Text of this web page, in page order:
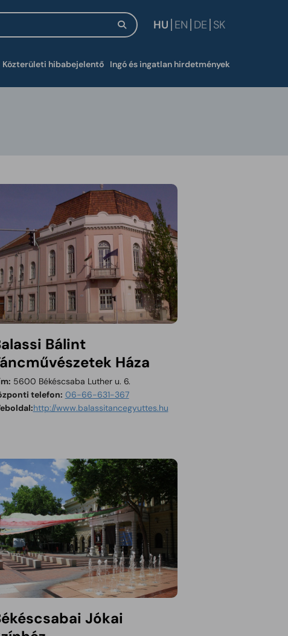
új ablakban HU EN DE SK
Közterületi hibabejelentő Ingó és ingatlan hirdetmények
Bálint
Háza
5600 Békéscsaba Luther u. 6.
telefon: 06-66-631-367
Tartalom megnyitása új ablakban
http://www.balassitancegyuttes.hu
Jókai